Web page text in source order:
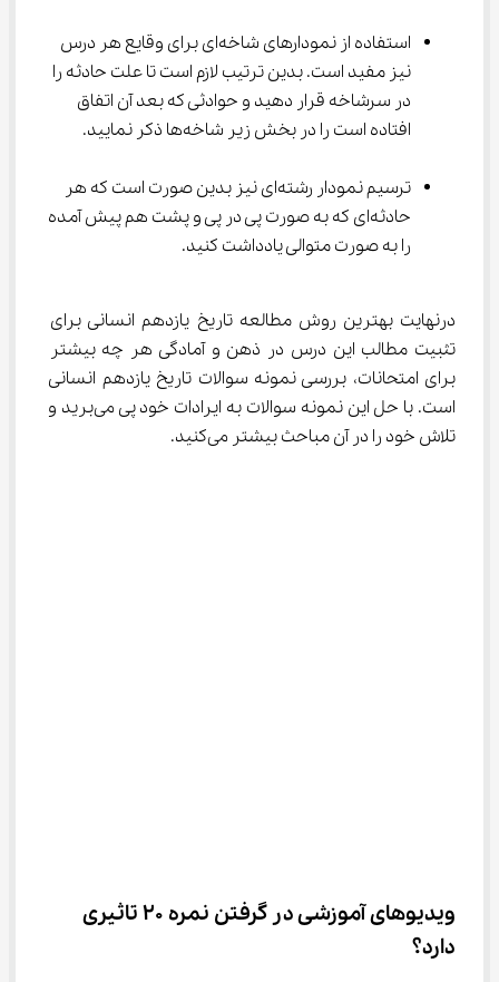
استفاده از نمودارهای شاخه‌ای برای وقایع هر درس
نیز مفید است. بدین ترتیب لازم است تا علت حادثه را
در سرشاخه قرار دهید و حوادثی که بعد آن اتفاق
افتاده است را در بخش زیر شاخه‌ها ذکر نمایید.
ترسیم نمودار رشته‌ای نیز بدین صورت است که هر
حادثه‌ای که به صورت پی در پی و پشت هم پیش آمده
را به صورت متوالی یادداشت کنید.
درنهایت بهترین روش مطالعه تاریخ یازدهم انسانی برای
تثبیت مطالب این درس در ذهن و آمادگی هر چه بیشتر
برای امتحانات، بررسی نمونه سوالات تاریخ یازدهم انسانی
است. با حل این نمونه سوالات به ایرادات خود پی می‌برید و
تلاش خود را در آن مباحث بیشتر می‌کنید.
ویدیوهای آموزشی در گرفتن نمره 20 تاثیری
دارد؟